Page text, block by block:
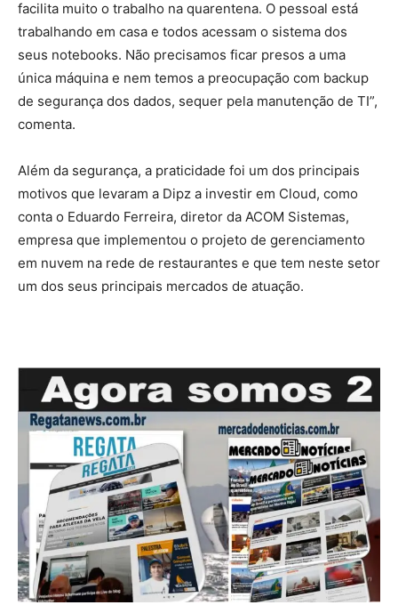
facilita muito o trabalho na quarentena. O pessoal está
trabalhando em casa e todos acessam o sistema dos
seus notebooks. Não precisamos ficar presos a uma
única máquina e nem temos a preocupação com backup
de segurança dos dados, sequer pela manutenção de TI”,
comenta.
Além da segurança, a praticidade foi um dos principais
motivos que levaram a Dipz a investir em Cloud, como
conta o Eduardo Ferreira, diretor da ACOM Sistemas,
empresa que implementou o projeto de gerenciamento
em nuvem na rede de restaurantes e que tem neste setor
um dos seus principais mercados de atuação.